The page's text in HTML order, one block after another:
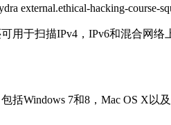
external.ethical-hacking-course-
可用于扫描IPv4，IPv6和混合网
括Windows 7和8，Mac OS X以